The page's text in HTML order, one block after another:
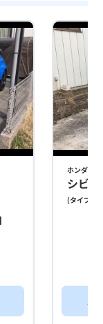
ホンダ
シビ
(タイプＲ